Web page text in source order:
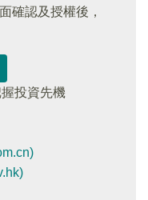
確認及授權後，
投資先機